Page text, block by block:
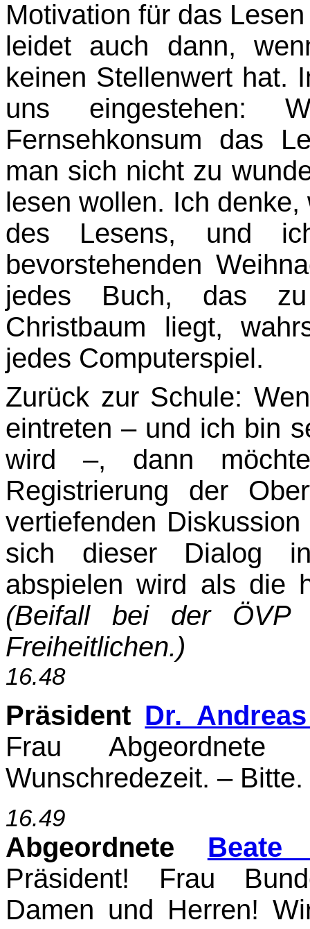
Motivation für das
leidet auch dann,
keinen Stellenwert hat.
uns eingestehen:
Fernsehkonsum das
man sich nicht zu
lesen wollen. Ich
des Lesens, und
bevorstehenden
jedes Buch, das
Christbaum liegt,
jedes Computerspiel.
Zurück zur Schule:
eintreten – und ich bin
wird –, dann
Registrierung der
vertiefenden
sich dieser Dialog
abspielen wird als die
(Beifall bei der ÖVP
Freiheitlichen.)
16.48
Präsident Dr.
Frau
Wunschredezeit. – Bitte.
16.49
Abgeordnete Beate
Präsident! Frau
Damen und Herren!